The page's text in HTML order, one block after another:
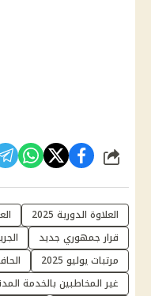
شارك
العلاوة الدورية 2025
قرار جمهوري جديد
مرتبات يوليو 2025
غير المخاطبين بالخدمة